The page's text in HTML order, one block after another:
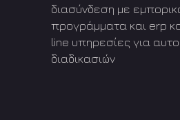
διασύνδεση με
προγράμματα και erp
line υπηρεσίες για
διαδικασιών